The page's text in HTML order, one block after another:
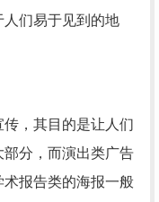
们易于见到的地
，其目的是让人们
分，而演出类广告
报告类的海报一般